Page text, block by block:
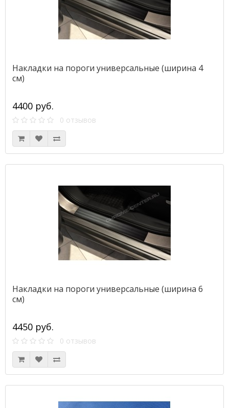
Накладки на пороги универсальные (ширина 4
см)
4400 руб.
0 отзывов
Накладки на пороги универсальные (ширина 6
см)
4450 руб.
0 отзывов